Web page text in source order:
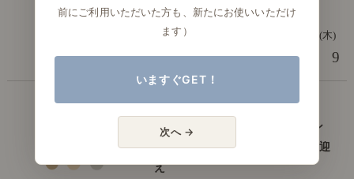
テレビ周りに。
2025年1月23日(木)
9
僕と私の愛用品
【わたしの愛用品】4.5畳のリビン
グに、憧れのAGRAソファーをお迎
え
前にご利用いただいた方も、新たにお使いいただけ
ます）
いますぐGET！
次へ →